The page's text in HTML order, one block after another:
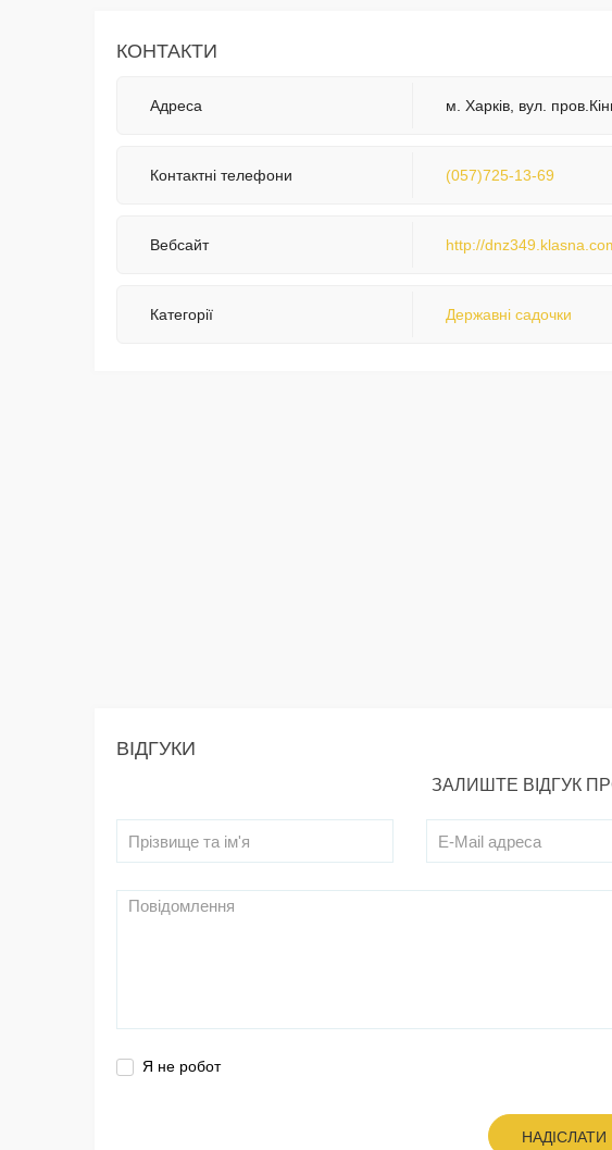
КОНТАКТИ
Адреса м. Харків, вул.
Контактні телефони (057)725-13-69
Вебсайт http://
Категорії Державні садочки
ВІДГУКИ
ЗАЛИШТЕ ВІДГУК
Я не робот
НАДІСЛАТИ